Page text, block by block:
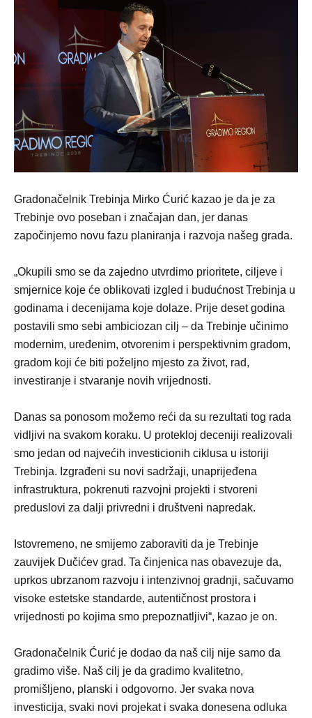
Gradonačelnik Trebinja Mirko Ćurić kazao je da je za
Trebinje ovo poseban i značajan dan, jer danas
započinjemo novu fazu planiranja i razvoja našeg grada.
„Okupili smo se da zajedno utvrdimo prioritete, ciljeve i
smjernice koje će oblikovati izgled i budućnost Trebinja u
godinama i decenijama koje dolaze. Prije deset godina
postavili smo sebi ambiciozan cilj – da Trebinje učinimo
modernim, uređenim, otvorenim i perspektivnim gradom,
gradom koji će biti poželjno mjesto za život, rad,
investiranje i stvaranje novih vrijednosti.
Danas sa ponosom možemo reći da su rezultati tog rada
vidljivi na svakom koraku. U protekloj deceniji realizovali
smo jedan od najvećih investicionih ciklusa u istoriji
Trebinja. Izgrađeni su novi sadržaji, unaprijeđena
infrastruktura, pokrenuti razvojni projekti i stvoreni
preduslovi za dalji privredni i društveni napredak.
Istovremeno, ne smijemo zaboraviti da je Trebinje
zauvijek Dučićev grad. Ta činjenica nas obavezuje da,
uprkos ubrzanom razvoju i intenzivnoj gradnji, sačuvamo
visoke estetske standarde, autentičnost prostora i
vrijednosti po kojima smo prepoznatljivi“, kazao je on.
Gradonačelnik Ćurić je dodao da naš cilj nije samo da
gradimo više. Naš cilj je da gradimo kvalitetno,
promišljeno, planski i odgovorno. Jer svaka nova
investicija, svaki novi projekat i svaka donesena odluka